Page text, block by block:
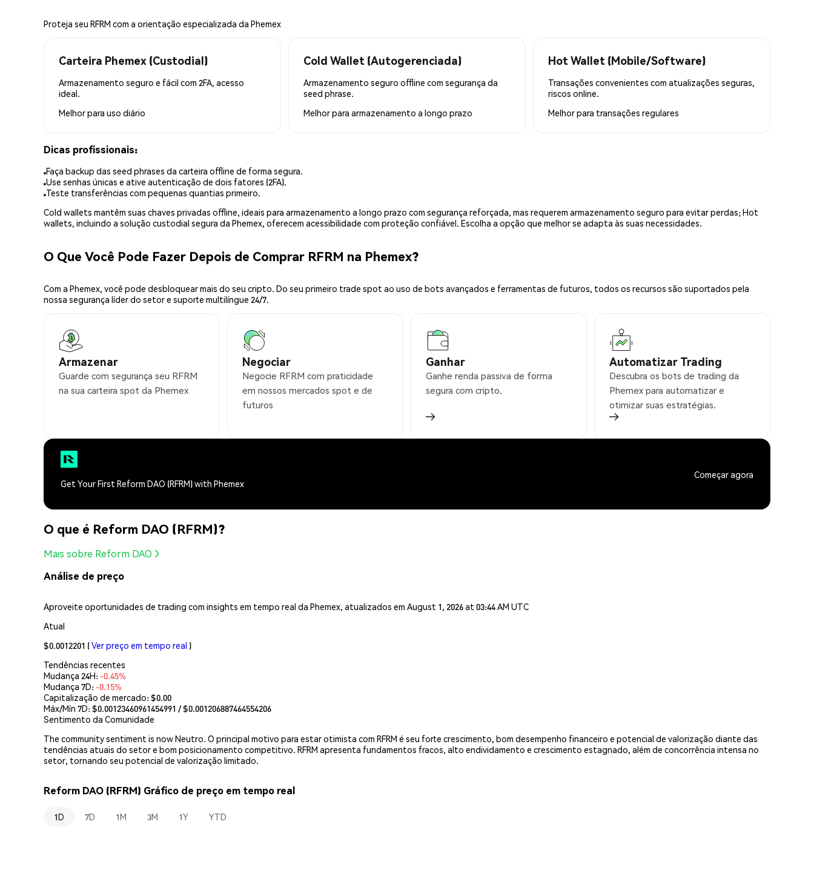
Proteja seu RFRM com a orientação especializada da Phemex
Carteira Phemex (Custodial)
Armazenamento seguro e fácil com 2FA, acesso
ideal.
Melhor para uso diário
Cold Wallet (Autogerenciada)
Armazenamento seguro offline com segurança da
seed phrase.
Melhor para armazenamento a longo prazo
Hot Wallet (Mobile/Software)
Transações convenientes com atualizações seguras,
riscos online.
Melhor para transações regulares
Dicas profissionais:
Faça backup das seed phrases da carteira offline de forma segura.
Use senhas únicas e ative autenticação de dois fatores (2FA).
Teste transferências com pequenas quantias primeiro.
Cold wallets mantêm suas chaves privadas offline, ideais para armazenamento a longo prazo com segurança reforçada, mas requerem armazenamento seguro para evitar perdas; Hot
wallets, incluindo a solução custodial segura da Phemex, oferecem acessibilidade com proteção confiável. Escolha a opção que melhor se adapta às suas necessidades.
O Que Você Pode Fazer Depois de Comprar RFRM na Phemex?
Com a Phemex, você pode desbloquear mais do seu cripto. Do seu primeiro trade spot ao uso de bots avançados e ferramentas de futuros, todos os recursos são suportados pela
nossa segurança líder do setor e suporte multilíngue 24/7.
Armazenar
Guarde com segurança seu RFRM
na sua carteira spot da Phemex
Negociar
Negocie RFRM com praticidade
em nossos mercados spot e de
futuros
Ganhar
Ganhe renda passiva de forma
segura com cripto.
Automatizar Trading
Descubra os bots de trading da
Phemex para automatizar e
otimizar suas estratégias.
Get Your First Reform DAO (RFRM) with Phemex
Começar agora
O que é Reform DAO (RFRM)?
Mais sobre Reform DAO
Análise de preço
Aproveite oportunidades de trading com insights em tempo real da Phemex, atualizados em August 1, 2026 at 03:44 AM UTC
Atual
$0.0012201 (Ver preço em tempo real )
Tendências recentes
Mudança 24H: -0.45%
Mudança 7D: -0.15%
Capitalização de mercado:$0.00
Máx/Mín 7D: $0.00123460961454991 / $0.001206887464554206
Sentimento da Comunidade
The community sentiment is now Neutro. O principal motivo para estar otimista com RFRM é seu forte crescimento, bom desempenho financeiro e potencial de valorização diante das
tendências atuais do setor e bom posicionamento competitivo. RFRM apresenta fundamentos fracos, alto endividamento e crescimento estagnado, além de concorrência intensa no
setor, tornando seu potencial de valorização limitado.
Reform DAO (RFRM) Gráfico de preço em tempo real
1D 7D 1M 3M 1Y YTD